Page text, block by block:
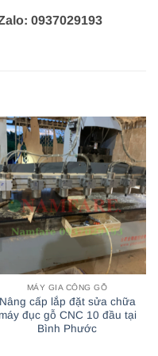
0937029193
MÁY GIA CÔNG GỖ
Nâng cấp lắp đặt sửa chữa
máy đục gỗ CNC 10 đầu tại
Bình Phước